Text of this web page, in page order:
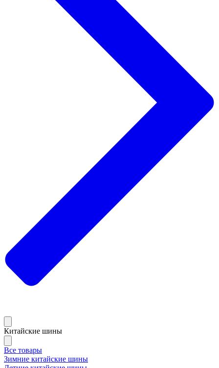
Китайские шины
Все товары
Зимние китайские шины